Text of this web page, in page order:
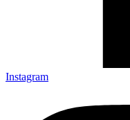
Instagram